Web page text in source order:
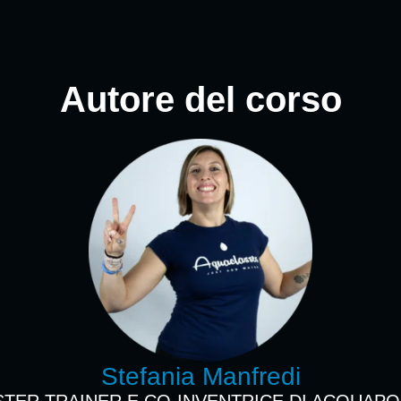
Autore del corso
Stefania Manfredi